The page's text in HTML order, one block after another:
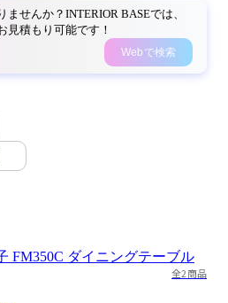
せんか？INTERIOR BASEでは、
見積もり可能です！
Webで検索
全2商品